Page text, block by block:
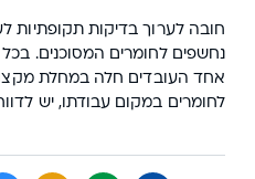
חובה לערוך בדיקות תקופתיות
נחשפים לחומרים המסוכנים.
אחד העובדים חלה במחלת
לחומרים במקום עבודתו, יש